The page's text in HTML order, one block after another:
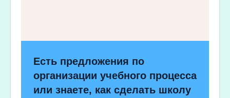
Есть предложения по
организации учебного процесса
или знаете, как сделать школу